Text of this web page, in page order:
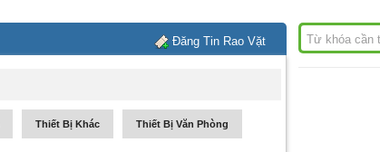
Đăng Tin Rao Vặt
Thiết Bị Khác Thiết Bị Văn Phòng